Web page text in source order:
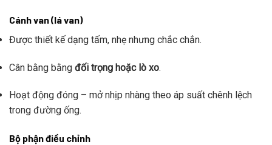
Cánh van (lá van)
Được thiết kế dạng tấm, nhẹ nhưng chắc chắn.
Cân bằng bằng đối trọng hoặc lò xo.
Hoạt động đóng – mở nhịp nhàng theo áp suất chênh lệch
trong đường ống.
Bộ phận điều chỉnh